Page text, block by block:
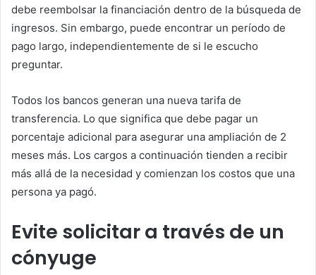
debe reembolsar la financiación dentro de la búsqueda de
ingresos. Sin embargo, puede encontrar un período de
pago largo, independientemente de si le escucho
preguntar.
Todos los bancos generan una nueva tarifa de
transferencia. Lo que significa que debe pagar un
porcentaje adicional para asegurar una ampliación de 2
meses más. Los cargos a continuación tienden a recibir
más allá de la necesidad y comienzan los costos que una
persona ya pagó.
Evite solicitar a través de un
cónyuge